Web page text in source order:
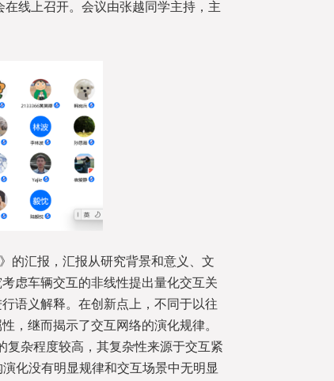
在线上召开。会议由张越同学主持，主
的汇报，汇报从研究背景和意义、文
虑车辆交互的非线性提出量化交互关
语义解释。在创新点上，不同于以往
，继而揭示了交互网络的演化规律。
杂程度较高，其复杂性来源于交互紧
化没有明显规律和交互场景中无明显